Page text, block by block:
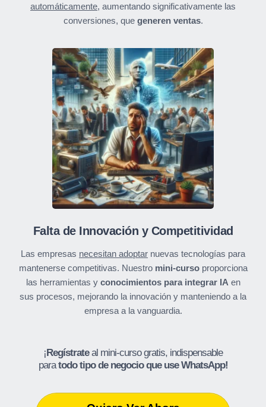
automáticamente, aumentando significativamente las
conversiones, que generen ventas.
Falta de Innovación y Competitividad
Las empresas necesitan adoptar nuevas tecnologías para
mantenerse competitivas. Nuestro mini-cursoproporciona
las herramientas y conocimientos para integrar IA en
sus procesos, mejorando la innovación y manteniendo a la
empresa a la vanguardia.
¡Regístrateal mini-curso gratis, indispensable
paratodo tipo de negocio que use WhatsApp!